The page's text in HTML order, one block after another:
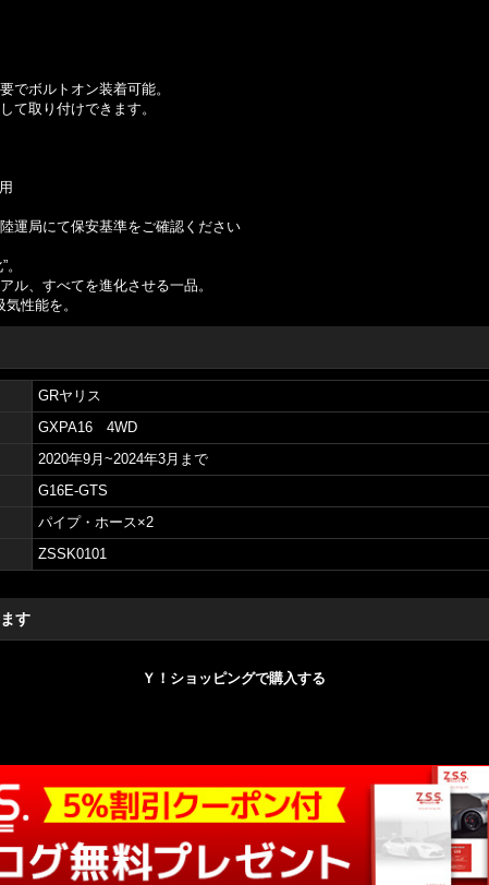
でボルトオン装着可能。
て取り付けできます。
運局にて保安基準をご確認ください
ル、すべてを進化させる一品。
性能を。
GRヤリス
GXPA16 4WD
2020年9月~2024年3月まで
G16E-GTS
パイプ・ホース×2
ZSSK0101
す
Ｙ！ショッピングで購入する